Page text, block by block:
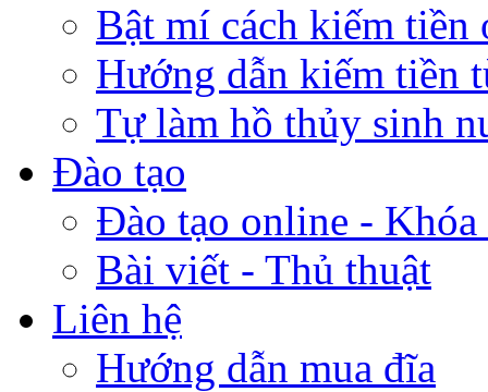
Bật mí cách kiếm tiền
Hướng dẫn kiếm tiền
Tự làm hồ thủy sinh
Đào tạo
Đào tạo online -
Bài viết - Thủ thuật
Liên hệ
Hướng dẫn mua đĩa